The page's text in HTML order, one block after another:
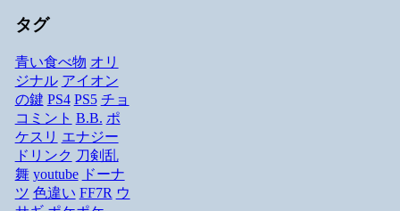
タグ
青い食べ物 オリ
ジナル アイオン
の鍵 PS4 PS5 チョ
コミント B.B. ポ
ケスリ エナジー
ドリンク 刀剣乱
舞 youtube ドーナ
ツ 色違い FF7R ウ